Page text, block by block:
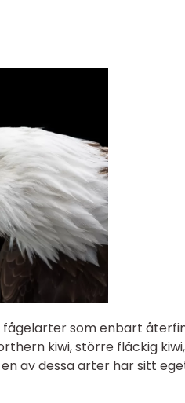
fågelarter som enbart
kiwi, större fläckig
av dessa arter har sitt